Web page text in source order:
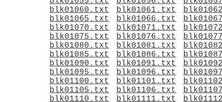
blk01060.txt
blk01061.txt
blk01065.txt
blk01066.txt
blk01070.txt
blk01071.txt
blk01075.txt
blk01076.txt
blk01080.txt
blk01081.txt
blk01085.txt
blk01086.txt
blk01090.txt
blk01091.txt
blk01095.txt
blk01096.txt
blk01100.txt
blk01101.txt
blk01105.txt
blk01106.txt
blk01110.txt
blk01111.txt